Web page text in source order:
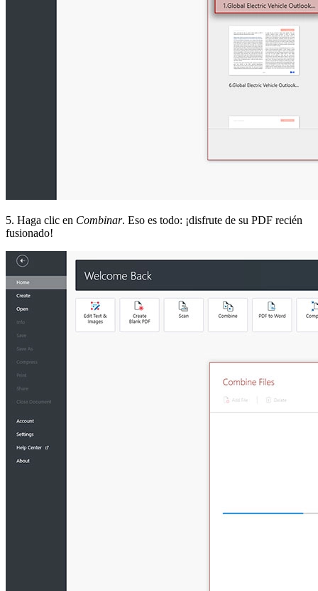
5. Haga clic en Combinar. Eso es todo: ¡disfrute de su PDF recién
fusionado!